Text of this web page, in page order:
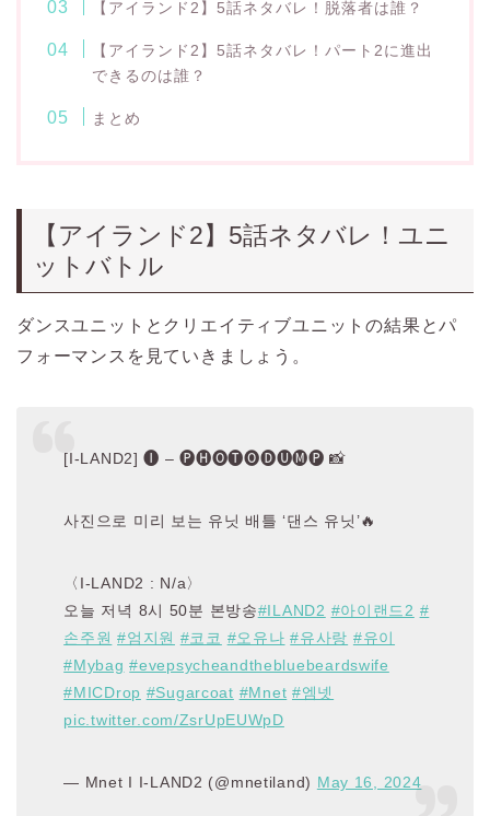
【アイランド2】5話ネタバレ！脱落者は誰？
【アイランド2】5話ネタバレ！パート2に進出
できるのは誰？
まとめ
【アイランド2】5話ネタバレ！ユニ
ットバトル
ダンスユニットとクリエイティブユニットの結果とパ
フォーマンスを見ていきましょう。
[I-LAND2] 🅘 – 🅟🅗🅞🅣🅞🅓🅤🅜🅟 📸
사진으로 미리 보는 유닛 배틀 ‘댄스 유닛’🔥
〈I-LAND2 : N/a〉
오늘 저녁 8시 50분 본방송#ILAND2 #아이랜드2 #
손주원 #엄지원 #코코 #오유나 #유사랑 #유이
#Mybag #evepsycheandthebluebeardswife
#MICDrop #Sugarcoat #Mnet #엠넷
pic.twitter.com/ZsrUpEUWpD
— Mnet I I-LAND2 (@mnetiland) May 16, 2024